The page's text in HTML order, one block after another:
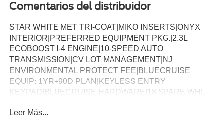
Comentarios del distribuidor
STAR WHITE MET TRI-COAT|MIKO INSERTS|ONYX
INTERIOR|PREFERRED EQUIPMENT PKG.|2.3L
ECOBOOST I-4 ENGINE|10-SPEED AUTO
TRANSMISSION|CV LOT MANAGEMENT|NJ
ENVIRONMENTAL PROTECT FEE|BLUECRUISE
EQUIP: 1YR+90D PLAN|KEYLESS ENTRY
KEYPAD|BLUECRUISE HARDWARE|18 SPARE WHL
LICENSE PLATE BRACKET|50 STATE
Leer Más...